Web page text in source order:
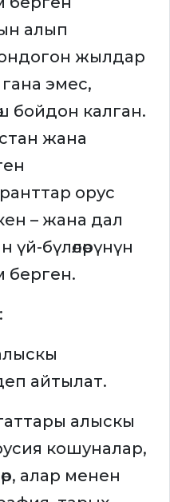
алып
жылдар
эмес,
бойдон калган.
жана
орус
– жана дал
бүлөлөрүнүн
берген.
айтылат.
алыскы
кошуналар,
алар менен